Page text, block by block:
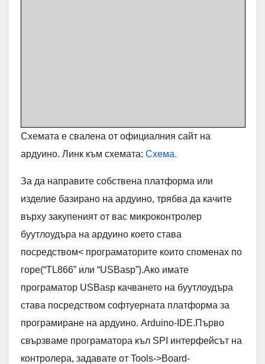
Схемата е свалена от официалния сайт на
ардуино. Линк към схемата: Схема.
За да направите собствена платформа или
изделие базирано на ардуино, трябва да качите
върху закупеният от вас микроконтролер
буутлоудъра на ардуино което става
посредством< програматорите които споменах по
горе(“TL866” или “USBasp”).Ако имате
програматор USBasp качването на буутлоудъра
става посредством софтуерната платформа за
програмиране на ардуино. Arduino-IDE.Първо
свързваме програматора къл SPI интерфейсът на
контролера, задавате от Tools->Board-